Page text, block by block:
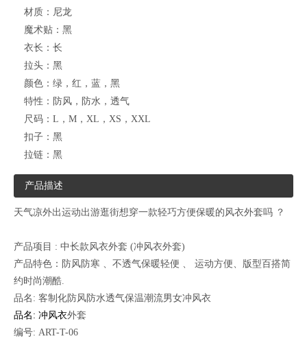
材质： 尼龙
魔术贴： 黑
衣长： 长
拉头： 黑
颜色： 绿，红，蓝，黑
特性： 防风，防水，透气
尺码： L，M，XL，XS，XXL
扣子： 黑
拉链： 黑
产品描述
天气凉外出运动出游逛街想穿一款轻巧方便保暖的风衣外套吗 ？
产品项目 : 中长款风衣外套 (冲风衣外套)
产品特色：防风防寒 、不透气保暖轻便 、 运动方便、版型百搭简
约时尚潮酷.
品名: 客制化防风防水透气保温潮流男女冲风衣
品名: 冲风衣外套
编号: ART-T-06